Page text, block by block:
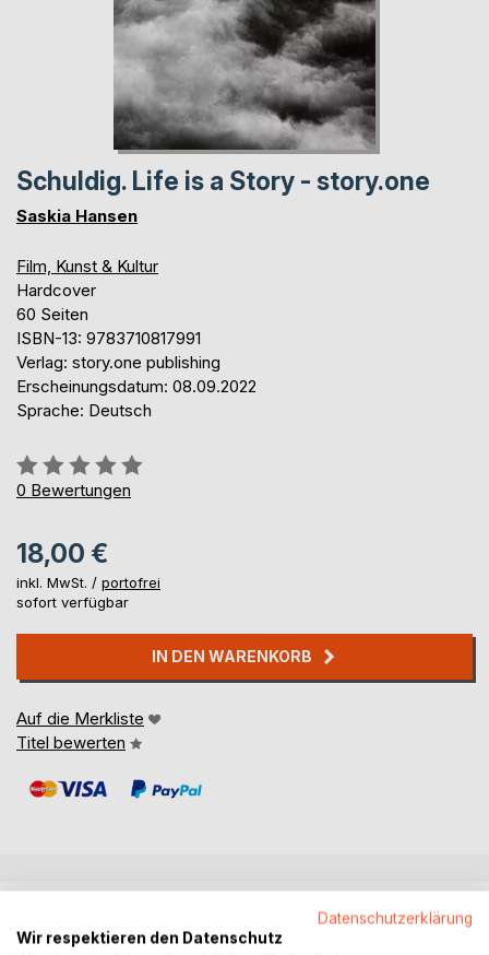
Schuldig. Life is a Story - story.one
Saskia Hansen
Film, Kunst & Kultur
Hardcover
60 Seiten
ISBN-13: 9783710817991
Verlag: story.one publishing
Erscheinungsdatum: 08.09.2022
Sprache: Deutsch
Bewertung::
0%
0 Bewertungen
18,00 €
inkl. MwSt. / portofrei
sofort verfügbar
IN DEN WARENKORB
Auf die Merkliste
Titel bewerten
Datenschutzerklärung
Wir respektieren den Datenschutz